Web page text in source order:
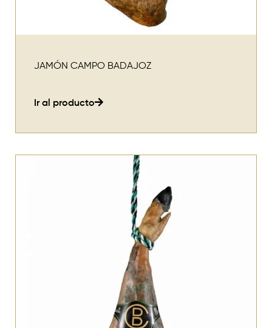
JAMÓN CAMPO BADAJOZ
Ir al producto